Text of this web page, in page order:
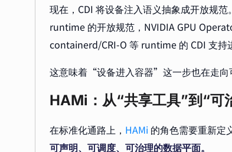
现在，CDI 将设备注入语义抽象成开放规
runtime 的开放规范，NVIDIA GPU
containerd/CRI-O 等 runtime 的 CDI 支持
这意味着“设备进入容器”这一步也在走向
HAMi：从“共享工具”到“可
在标准化通路上， HAMi 的角色需要重新定
可声明、可调度、可治理的数据平面。